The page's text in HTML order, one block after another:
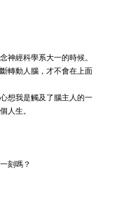
經科學系大一的時候。
轉動人腦，才不會在上面
我是觸及了腦主人的一
人生。
刻嗎？